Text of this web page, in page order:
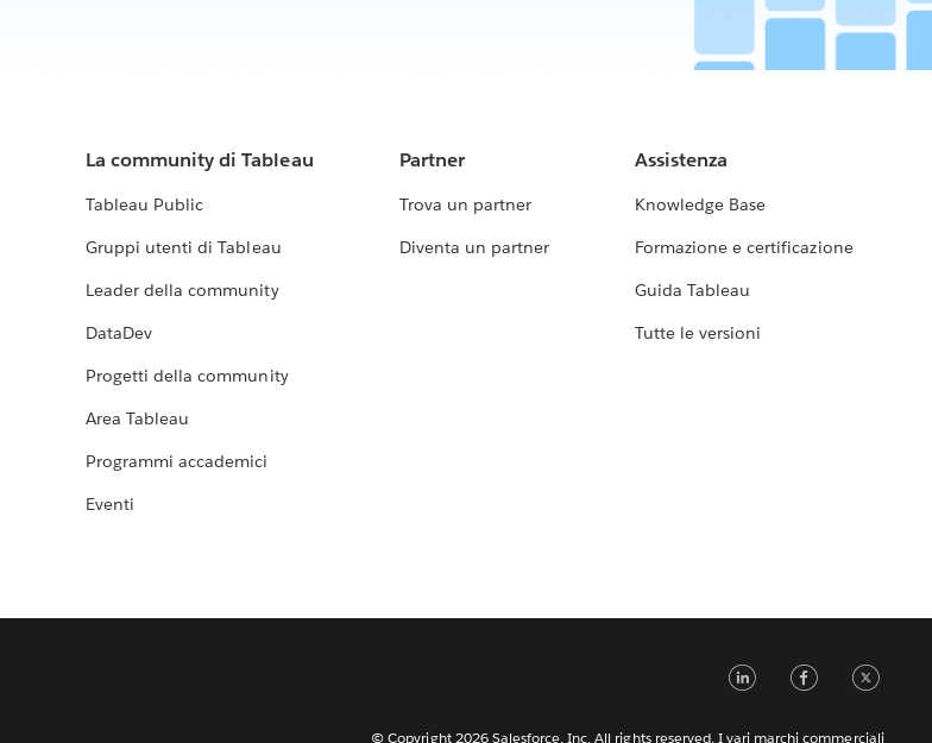
La community di Tableau
Tableau Public
Gruppi utenti di Tableau
Leader della community
DataDev
Progetti della community
Area Tableau
Programmi accademici
Eventi
Partner
Trova un partner
Diventa un partner
Assistenza
Knowledge Base
Formazione e certificazione
Guida Tableau
Tutte le versioni
LinkedIn
© Copyright 2026 Salesforce, Inc. All rights reserved. I vari marchi commerciali